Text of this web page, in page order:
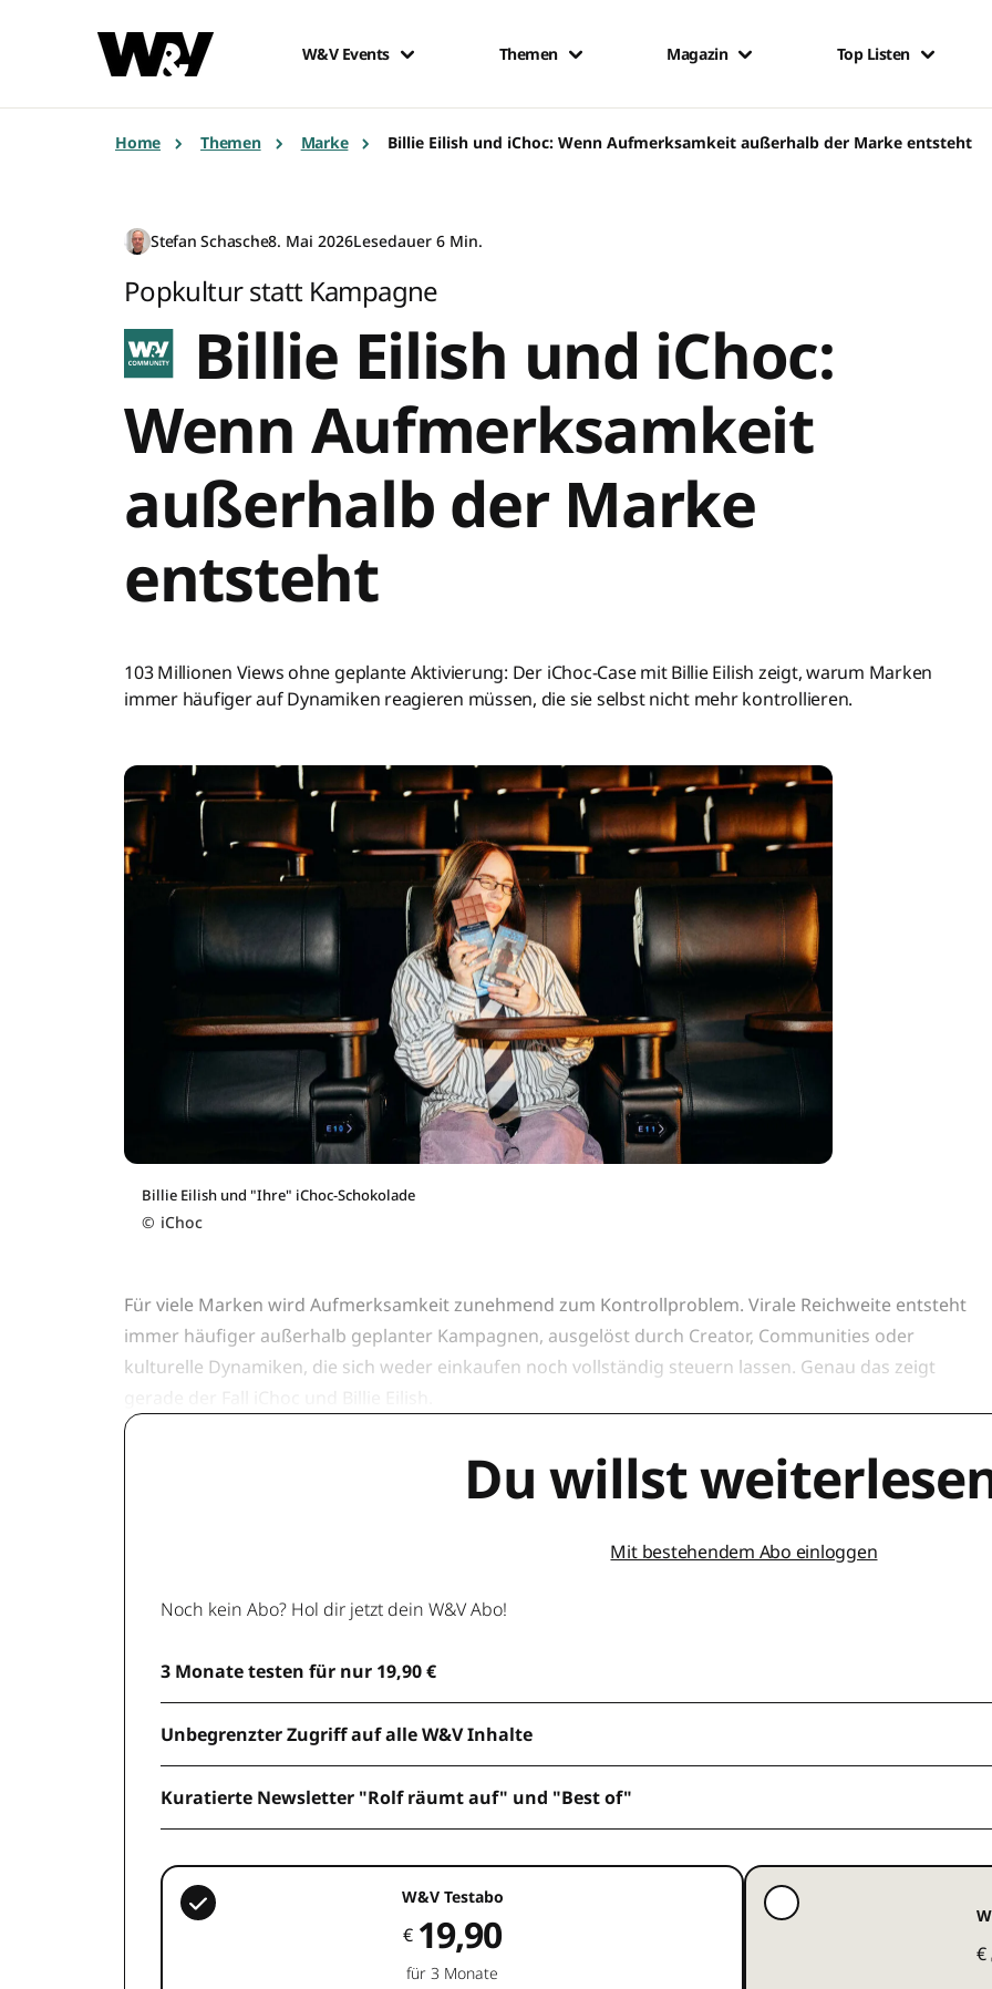
W&V Events Themen Magazin Top Listen
Home Themen Marke Billie Eilish und iChoc: Wenn Aufmerksamkeit außerhalb der Marke entsteht
Stefan Schasche8. Mai 2026Lesedauer 6 Min.
Popkultur statt Kampagne
Billie Eilish und iChoc:
Wenn Aufmerksamkeit
außerhalb der Marke
entsteht
103 Millionen Views ohne geplante Aktivierung: Der iChoc-Case mit Billie Eilish zeigt, warum Marken
immer häufiger auf Dynamiken reagieren müssen, die sie selbst nicht mehr kontrollieren.
Billie Eilish und "Ihre" iChoc-Schokolade
© iChoc
Für viele Marken wird Aufmerksamkeit zunehmend zum Kontrollproblem. Virale Reichweite entsteht
immer häufiger außerhalb geplanter Kampagnen, ausgelöst durch Creator, Communities oder
kulturelle Dynamiken, die sich weder einkaufen noch vollständig steuern lassen. Genau das zeigt
Du willst
Mit bestehendem Abo einloggen
Noch kein Abo? Hol dir jetzt dein W&V Abo!
3 Monate testen für nur 19,90 €
Unbegrenzter Zugriff auf alle W&V Inhalte
Kuratierte Newsletter "Rolf räumt auf" und "Best of"
W&V Testabo
€ 19,90
für 3 Monate
€